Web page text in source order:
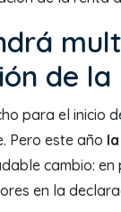
de
para el inicio
Pero este año
cambio:
en la